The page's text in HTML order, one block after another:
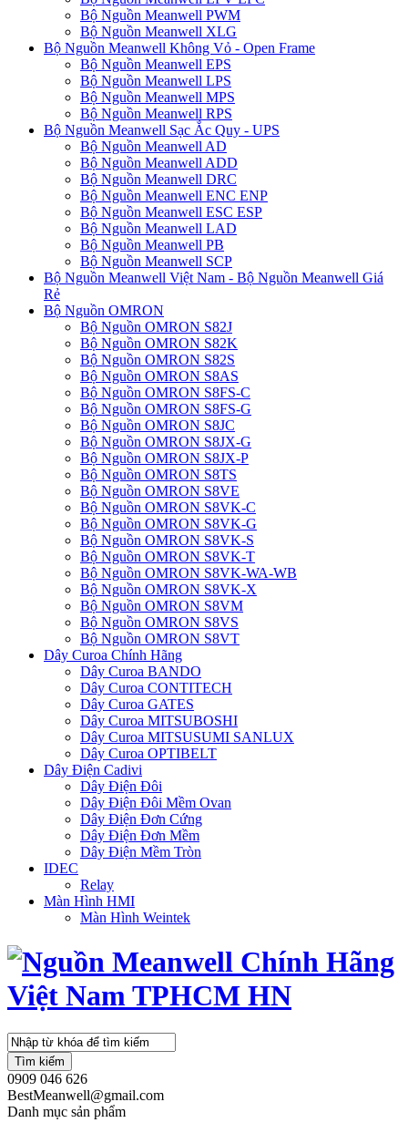
Bộ Nguồn Meanwell PWM
Bộ Nguồn Meanwell XLG
Bộ Nguồn Meanwell Không Vỏ - Open Frame
Bộ Nguồn Meanwell EPS
Bộ Nguồn Meanwell LPS
Bộ Nguồn Meanwell MPS
Bộ Nguồn Meanwell RPS
Bộ Nguồn Meanwell Sạc Ắc Quy - UPS
Bộ Nguồn Meanwell AD
Bộ Nguồn Meanwell ADD
Bộ Nguồn Meanwell DRC
Bộ Nguồn Meanwell ENC ENP
Bộ Nguồn Meanwell ESC ESP
Bộ Nguồn Meanwell LAD
Bộ Nguồn Meanwell PB
Bộ Nguồn Meanwell SCP
Bộ Nguồn Meanwell Việt Nam - Bộ Nguồn Meanwell Giá
Rẻ
Bộ Nguồn OMRON
Bộ Nguồn OMRON S82J
Bộ Nguồn OMRON S82K
Bộ Nguồn OMRON S82S
Bộ Nguồn OMRON S8AS
Bộ Nguồn OMRON S8FS-C
Bộ Nguồn OMRON S8FS-G
Bộ Nguồn OMRON S8JC
Bộ Nguồn OMRON S8JX-G
Bộ Nguồn OMRON S8JX-P
Bộ Nguồn OMRON S8TS
Bộ Nguồn OMRON S8VE
Bộ Nguồn OMRON S8VK-C
Bộ Nguồn OMRON S8VK-G
Bộ Nguồn OMRON S8VK-S
Bộ Nguồn OMRON S8VK-T
Bộ Nguồn OMRON S8VK-WA-WB
Bộ Nguồn OMRON S8VK-X
Bộ Nguồn OMRON S8VM
Bộ Nguồn OMRON S8VS
Bộ Nguồn OMRON S8VT
Dây Curoa Chính Hãng
Dây Curoa BANDO
Dây Curoa CONTITECH
Dây Curoa GATES
Dây Curoa MITSUBOSHI
Dây Curoa MITSUSUMI SANLUX
Dây Curoa OPTIBELT
Dây Điện Cadivi
Dây Điện Đôi
Dây Điện Đôi Mềm Ovan
Dây Điện Đơn Cứng
Dây Điện Đơn Mềm
Dây Điện Mềm Tròn
IDEC
Relay
Màn Hình HMI
Màn Hình Weintek
Tìm kiếm
0909 046 626
BestMeanwell@gmail.com
Danh mục sản phẩm